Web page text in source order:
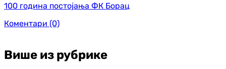
100 година постојања ФК Борац
Коментари (0)
Више из рубрике